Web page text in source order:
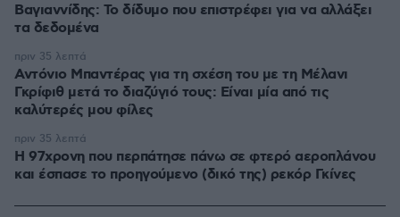
Βαγιαννίδης: Το δίδυμο που επιστρέφει για να αλλάξει
τα δεδομένα
Αντόνιο Μπαντέρας για τη σχέση του με τη Μέλανι
Γκρίφιθ μετά το διαζύγιό τους: Είναι μία από τις
καλύτερές μου φίλες
πριν 35 λεπτά
Η 97χρονη που περπάτησε πάνω σε φτερό αεροπλάνου
και έσπασε το προηγούμενο (δικό της) ρεκόρ Γκίνες
πριν 35 λεπτά